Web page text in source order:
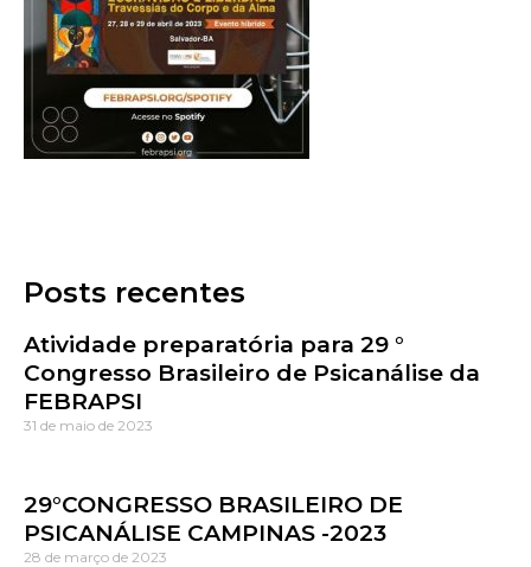
Posts recentes
Atividade preparatória para 29 °
Congresso Brasileiro de Psicanálise da
FEBRAPSI
31 de maio de 2023
29°CONGRESSO BRASILEIRO DE
PSICANÁLISE CAMPINAS -2023
28 de março de 2023